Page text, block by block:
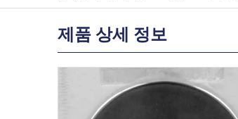
제품 상세 정보